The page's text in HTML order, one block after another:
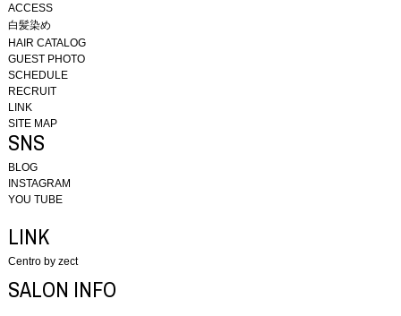
ACCESS
白髪染め
HAIR CATALOG
GUEST PHOTO
SCHEDULE
RECRUIT
LINK
SITE MAP
SNS
BLOG
INSTAGRAM
YOU TUBE
LINK
Centro by zect
SALON INFO